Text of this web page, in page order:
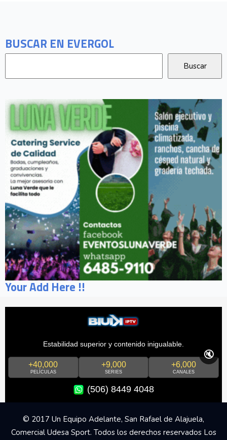
BUSCAR EN EVERGOL
Your Add Here !!
Estabilidad superior y contenido inigualable.
+40,000
PELÍCULAS
+9,000
SERIES
+6,000
CANALES
(506) 8449 4048
🔇
© 2017 Un Equipo Adelante, San Rafael de Alajuela,
Comercial Udesa Sport. Todos los derechos reservados Los